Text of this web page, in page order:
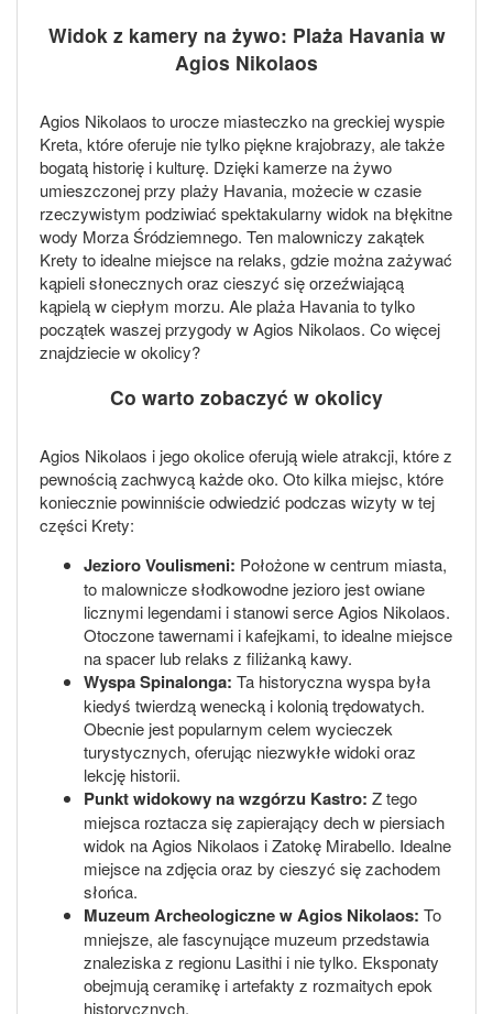
Widok z kamery na żywo: Plaża Havania w
Agios Nikolaos
Agios Nikolaos to urocze miasteczko na greckiej wyspie
Kreta, które oferuje nie tylko piękne krajobrazy, ale także
bogatą historię i kulturę. Dzięki kamerze na żywo
umieszczonej przy plaży Havania, możecie w czasie
rzeczywistym podziwiać spektakularny widok na błękitne
wody Morza Śródziemnego. Ten malowniczy zakątek
Krety to idealne miejsce na relaks, gdzie można zażywać
kąpieli słonecznych oraz cieszyć się orzeźwiającą
kąpielą w ciepłym morzu. Ale plaża Havania to tylko
początek waszej przygody w Agios Nikolaos. Co więcej
znajdziecie w okolicy?
Co warto zobaczyć w okolicy
Agios Nikolaos i jego okolice oferują wiele atrakcji, które z
pewnością zachwycą każde oko. Oto kilka miejsc, które
koniecznie powinniście odwiedzić podczas wizyty w tej
części Krety:
Jezioro Voulismeni: Położone w centrum miasta,
to malownicze słodkowodne jezioro jest owiane
licznymi legendami i stanowi serce Agios Nikolaos.
Otoczone tawernami i kafejkami, to idealne miejsce
na spacer lub relaks z filiżanką kawy.
Wyspa Spinalonga: Ta historyczna wyspa była
kiedyś twierdzą wenecką i kolonią trędowatych.
Obecnie jest popularnym celem wycieczek
turystycznych, oferując niezwykłe widoki oraz
lekcję historii.
Punkt widokowy na wzgórzu Kastro: Z tego
miejsca roztacza się zapierający dech w piersiach
widok na Agios Nikolaos i Zatokę Mirabello. Idealne
miejsce na zdjęcia oraz by cieszyć się zachodem
słońca.
Muzeum Archeologiczne w Agios Nikolaos: To
mniejsze, ale fascynujące muzeum przedstawia
znaleziska z regionu Lasithi i nie tylko. Eksponaty
obejmują ceramikę i artefakty z rozmaitych epok
historycznych.